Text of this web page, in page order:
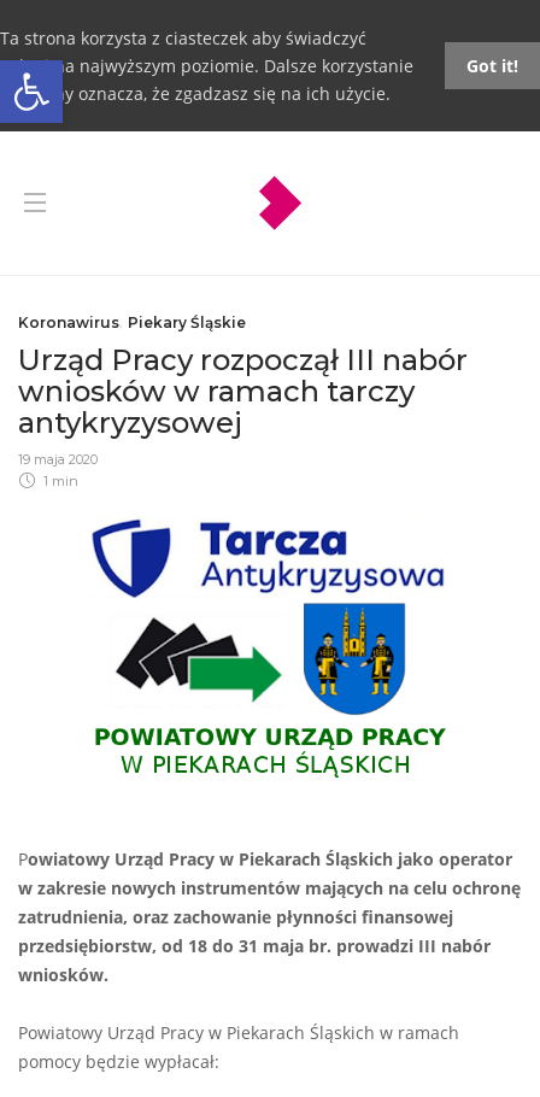
Otwórz pasek narzędzi
Ta strona korzysta z ciasteczek aby świadczyć
usługi na najwyższym poziomie. Dalsze korzystanie
ze strony oznacza, że zgadzasz się na ich użycie.
Got it!
Koronawirus, Piekary Śląskie
Urząd Pracy rozpoczął III nabór
wniosków w ramach tarczy
antykryzysowej
19 maja 2020
1 min
Powiatowy Urząd Pracy w Piekarach Śląskich jako operator
w zakresie nowych instrumentów mających na celu ochronę
zatrudnienia, oraz zachowanie płynności finansowej
przedsiębiorstw, od 18 do 31 maja br. prowadzi III nabór
wniosków.
Powiatowy Urząd Pracy w Piekarach Śląskich w ramach
pomocy będzie wypłacał: